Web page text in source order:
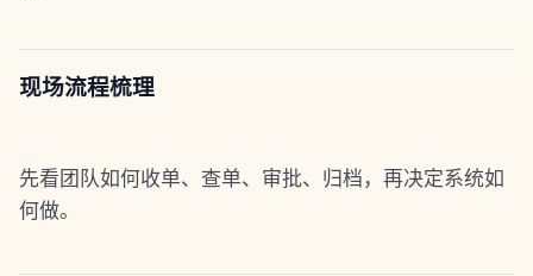
现场流程梳理
先看团队如何收单、查单、审批、归档，再决定系统如
何做。